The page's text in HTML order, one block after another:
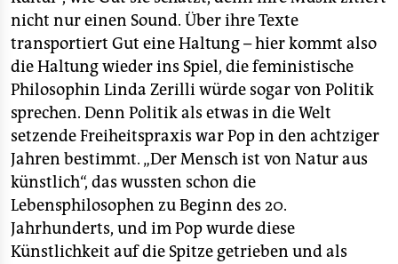
nicht nur einen Sound. Über ihre Texte
transportiert Gut eine Haltung – hier kommt also
die Haltung wieder ins Spiel, die feministische
Philosophin Linda Zerilli würde sogar von Politik
sprechen. Denn Politik als etwas in die Welt
setzende Freiheitspraxis war Pop in den achtziger
Jahren bestimmt. „Der Mensch ist von Natur aus
künstlich“, das wussten schon die
Lebensphilosophen zu Beginn des 20.
Jahrhunderts, und im Pop wurde diese
Künstlichkeit auf die Spitze getrieben und als